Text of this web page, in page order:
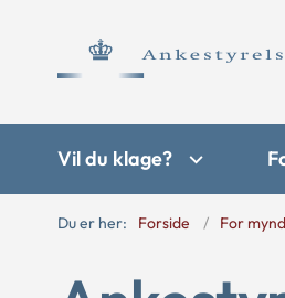
Vil du klage?
Du er her: Forside For